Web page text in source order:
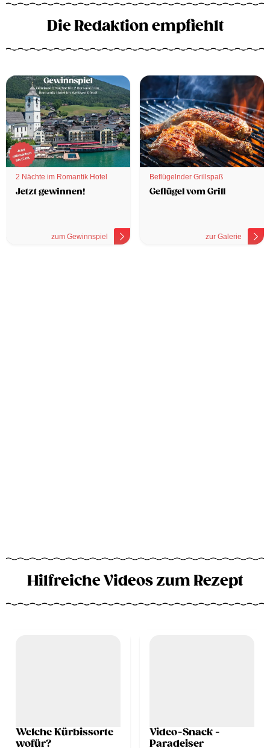
Die Redaktion empfiehlt
2 Nächte im Romantik Hotel
Jetzt gewinnen!
zum Gewinnspiel
Beflügelnder Grillspaß
Geflügel vom Grill
zur Galerie
Hilfreiche Videos zum Rezept
Welche Kürbissorte
wofür?
Video-Snack -
Paradeiser